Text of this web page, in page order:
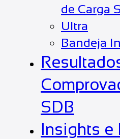
de Carga
Ultra
Bandeja
SDB
Insights e